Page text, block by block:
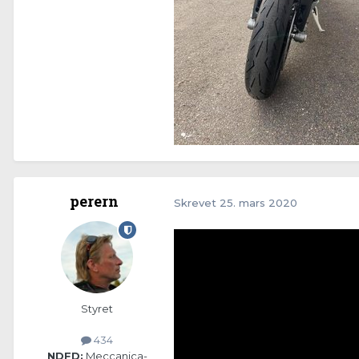
perern
Styret
434
NDFD: Meccanica-
Skrevet 25. mars 2020